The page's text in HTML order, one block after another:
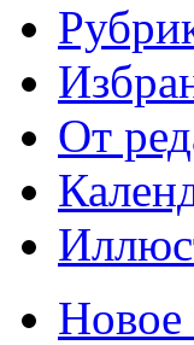
От
Новое